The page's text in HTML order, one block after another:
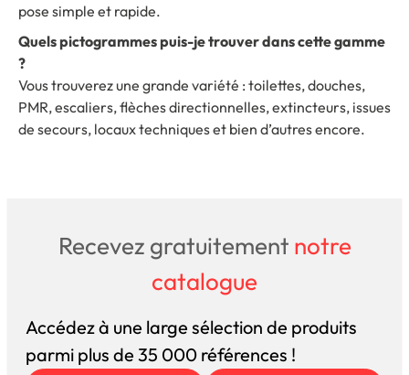
pose simple et rapide.
Quels pictogrammes puis-je trouver dans cette gamme
?
Vous trouverez une grande variété : toilettes, douches,
PMR, escaliers, flèches directionnelles, extincteurs, issues
de secours, locaux techniques et bien d’autres encore.
Recevez gratuitement notre
catalogue
Accédez à une large sélection de produits
parmi plus de 35 000 références !